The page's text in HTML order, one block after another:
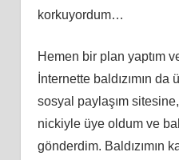
korkuyordum…
Hemen bir plan yaptım
İnternette baldızımın
sosyal paylaşım sitesine,
nickiyle üye oldum ve
gönderdim. Baldızımın